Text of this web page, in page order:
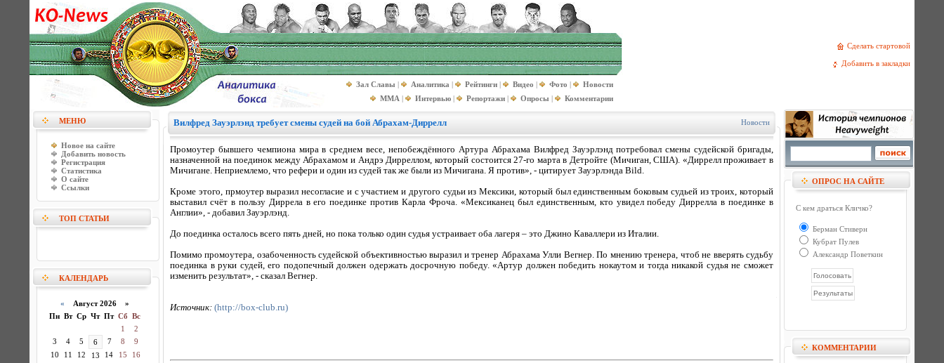
Сделать стартовой
Добавить в закладки
Зал Славы | Аналитика | Рейтинги | Видео | Фото |
Новости
MMA | Интервью | Репортажи | Опросы | Комментарии
МЕНЮ
Новое на сайте
Добавить новость
Регистрация
Статистика
О сайте
Ссылки
ТОП СТАТЬИ
КАЛЕНДАРЬ
« Август 2026 »
Пн Вт Ср Чт Пт Сб Вс
1
2
3
4 5 6 7 8
9
10
11 12 13 14 15
16
Вилфред Зауэрлэнд требует смены судей на бой Абрахам-Диррелл Новости
Промоутер бывшего чемпиона мира в среднем весе, непобеждённого Артура Абрахама Вилфред Зауэрлэнд потребовал смены судейской бригады,
назначенной на поединок между Абрахамом и Андрэ Дирреллом, который состоится 27-го марта в Детройте (Мичиган, США). «Диррелл проживает в
Мичигане. Неприемлемо, что рефери и один из судей так же были из Мичигана. Я против», - цитирует Зауэрлэнда Bild.
Кроме этого, прмоутер выразил несогласие и с участием и другого судьи из Мексики, который был единственным боковым судьей из троих, который
выставил счёт в пользу Диррела в его поединке против Карла Фроча. «Мексиканец был единственным, кто увидел победу Диррелла в поединке в
Англии», - добавил Зауэрлэнд.
До поединка осталось всего пять дней, но пока только один судья устраивает оба лагеря – это Джино Каваллери из Италии.
Помимо промоутера, озабоченность судейской объективностью выразил и тренер Абрахама Улли Вегнер. По мнению тренера, чтоб не вверять судьбу
поединка в руки судей, его подопечный должен одержать досрочную победу. «Артур должен победить нокаутом и тогда никакой судья не сможет
изменить результат», - сказал Вегнер.
Источник: (http://box-club.ru)
ОПРОС НА САЙТЕ
С кем драться Кличко?
Берман Стиверн
Кубрат Пулев
Александр Поветкин
КОММЕНТАРИИ